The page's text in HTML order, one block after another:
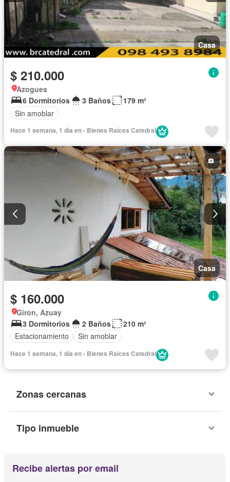
Casa
$ 210.000
Azogues
6 Dormitorios
3 Baños
179 m²
Sin amoblar
Hace 1 semana, 1 día en - Bienes Raíces Catedral
Casa
$ 160.000
Giron, Azuay
3 Dormitorios
2 Baños
210 m²
Estacionamiento
Sin amoblar
Hace 1 semana, 1 día en - Bienes Raíces Catedral
Zonas cercanas
Tipo inmueble
Recibe alertas por email